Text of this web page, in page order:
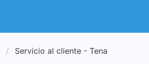
Servicio al cliente - Tena